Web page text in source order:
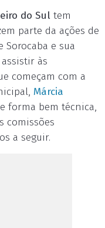
do Sul tem
parte da ações de
e sua
às
começam com a
Márcia
forma bem técnica,
comissões
a seguir.